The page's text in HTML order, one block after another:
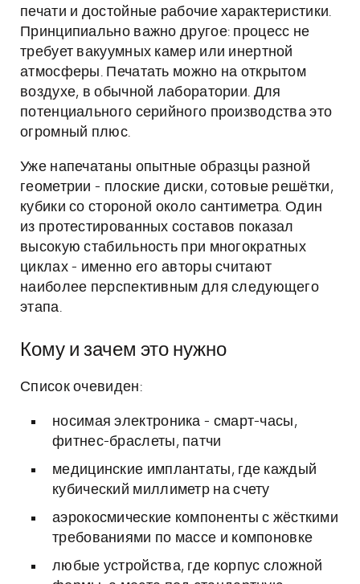
печати и достойные рабочие характеристики.
Принципиально важно другое: процесс не
требует вакуумных камер или инертной
атмосферы. Печатать можно на открытом
воздухе, в обычной лаборатории. Для
потенциального серийного производства это
огромный плюс.
Уже напечатаны опытные образцы разной
геометрии - плоские диски, сотовые решётки,
кубики со стороной около сантиметра. Один
из протестированных составов показал
высокую стабильность при многократных
циклах - именно его авторы считают
наиболее перспективным для следующего
этапа.
Кому и зачем это нужно
Список очевиден:
носимая электроника - смарт-часы,
фитнес-браслеты, патчи
медицинские имплантаты, где каждый
кубический миллиметр на счету
аэрокосмические компоненты с жёсткими
требованиями по массе и компоновке
любые устройства, где корпус сложной